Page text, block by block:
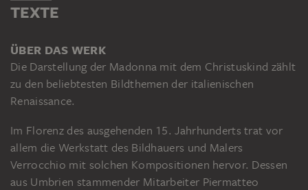
TEXTE
ÜBER DAS WERK
Die Darstellung der Madonna mit dem Christuskind zählt
zu den beliebtesten Bildthemen der italienischen
Renaissance.
Im Florenz des ausgehenden 15. Jahrhunderts trat vor
allem die Werkstatt des Bildhauers und Malers
Verrocchio mit solchen Kompositionen hervor. Dessen
aus Umbrien stammender Mitarbeiter Piermatteo